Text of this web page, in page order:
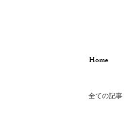
Home
全ての記事